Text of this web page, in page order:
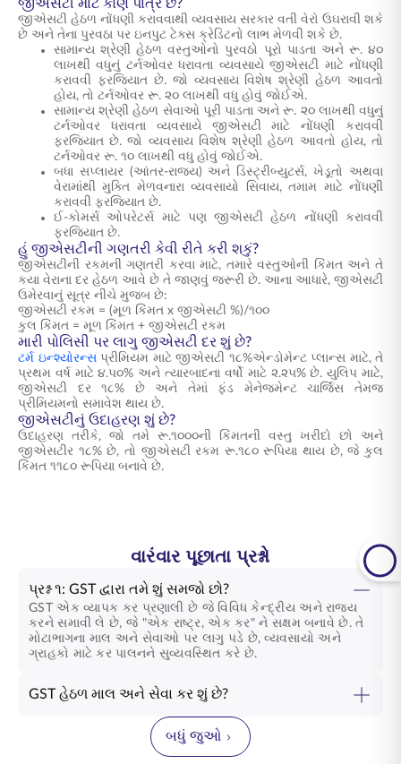
જીએસટી માટે કોણ પાત્ર છે?
જીએસટી હેઠળ નોંધણી કરાવવાથી વ્યવસાય સરકાર વતી વેરો ઉઘરાવી શકે
છે અને તેના પુરવઠા પર ઇનપુટ ટેક્સ ક્રેડિટનો લાભ મેળવી શકે છે.
સામાન્ય શ્રેણી હેઠળ વસ્તુઓનો પુરવઠો પૂરો પાડતા અને રૂ. ૪૦
લાખથી વધુનું ટર્નઓવર ધરાવતા વ્યવસાયે જીએસટી માટે નોંધણી
કરાવવી ફરજિયાત છે. જો વ્યવસાય વિશેષ શ્રેણી હેઠળ આવતો
હોય, તો ટર્નઓવર રૂ. ૨૦ લાખથી વધુ હોવું જોઈએ.
સામાન્ય શ્રેણી હેઠળ સેવાઓ પૂરી પાડતા અને રૂ. ૨૦ લાખથી વધુનું
ટર્નઓવર ધરાવતા વ્યવસાયે જીએસટી માટે નોંધણી કરાવવી
ફરજિયાત છે. જો વ્યવસાય વિશેષ શ્રેણી હેઠળ આવતો હોય, તો
ટર્નઓવર રૂ. ૧૦ લાખથી વધુ હોવું જોઈએ.
બધા સપ્લાયર (આંતર-રાજ્ય) અને ડિસ્ટ્રીબ્યુટર્સ, ખેડૂતો અથવા
વેરામાંથી મુક્તિ મેળવનારા વ્યવસાયો સિવાય, તમામ માટે નોંધણી
કરાવવી ફરજિયાત છે.
ઈ-કોમર્સ ઓપરેટર્સ માટે પણ જીએસટી હેઠળ નોંધણી કરાવવી
ફરજિયાત છે.
હું જીએસટીની ગણતરી કેવી રીતે કરી શકું?
જીએસટીની રકમની ગણતરી કરવા માટે, તમારે વસ્તુઓની કિંમત અને તે
કયા વેરાના દર હેઠળ આવે છે તે જાણવું જરૂરી છે. આના આધારે, જીએસટી
ઉમેરવાનું સૂત્ર નીચે મુજબ છે:
જીએસટી રકમ = (મૂળ કિંમત x જીએસટી %)/૧૦૦
કુલ કિંમત = મૂળ કિંમત + જીએસટી રકમ
મારી પોલિસી પર લાગુ જીએસટી દર શું છે?
ટર્મ ઇન્શ્યોરન્સપ્રીમિયમ માટે જીએસટી ૧૮%એન્ડોમેન્ટ પ્લાન્સ માટે, તે
પ્રથમ વર્ષ માટે ૪.૫૦% અને ત્યારબાદના વર્ષો માટે ૨.૨૫% છે. યુલિપ માટે,
જીએસટી દર ૧૮% છે અને તેમાં ફંડ મેનેજમેન્ટ ચાર્જિસ તેમજ
પ્રીમિયમનો સમાવેશ થાય છે.
જીએસટીનું ઉદાહરણ શું છે?
ઉદાહરણ તરીકે, જો તમે રૂ.૧૦૦૦ની કિંમતની વસ્તુ ખરીદો છો અને
જીએસટીર ૧૮% છે, તો જીએસટી રકમ રૂ.૧૮૦ રૂપિયા થાય છે, જે કુલ
કિંમત ૧૧૮૦ રૂપિયા બનાવે છે.
વારંવાર પૂછાતા પ્રશ્નો
પ્રશ્ન ૧: GST દ્વારા તમે શું સમજો છો?
GST એક વ્યાપક કર પ્રણાલી છે જે વિવિધ કેન્દ્રીય અને રાજ્ય
કરને સમાવી લે છે, જે "એક રાષ્ટ્ર, એક કર" ને સક્ષમ બનાવે છે. તે
મોટાભાગના માલ અને સેવાઓ પર લાગુ પડે છે, વ્યવસાયો અને
ગ્રાહકો માટે કર પાલનને સુવ્યવસ્થિત કરે છે.
GST હેઠળ માલ અને સેવા કર શું છે?
બધું જુઓ